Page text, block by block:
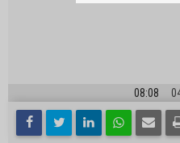
08:08